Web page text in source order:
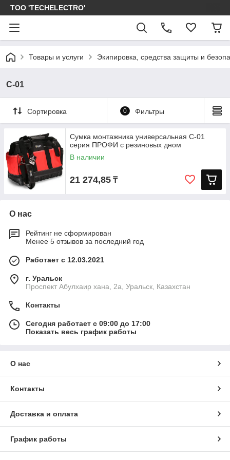
ТОО 'TECHELECTRO'
Товары и услуги Экипировка, средства защиты и
С-01
Сортировка 0 Фильтры
Сумка монтажника универсальная С-01
серия ПРОФИ с резиновых дном
В наличии
21 274,85 ₸
О нас
Рейтинг не сформирован
Менее 5 отзывов за последний год
Работает с 12.03.2021
г. Уральск
Проспект Абулхаир хана, 2а, Уральск, Казахстан
Контакты
Сегодня работает с 09:00 до 17:00
Показать весь график работы
О нас
Контакты
Доставка и оплата
График работы